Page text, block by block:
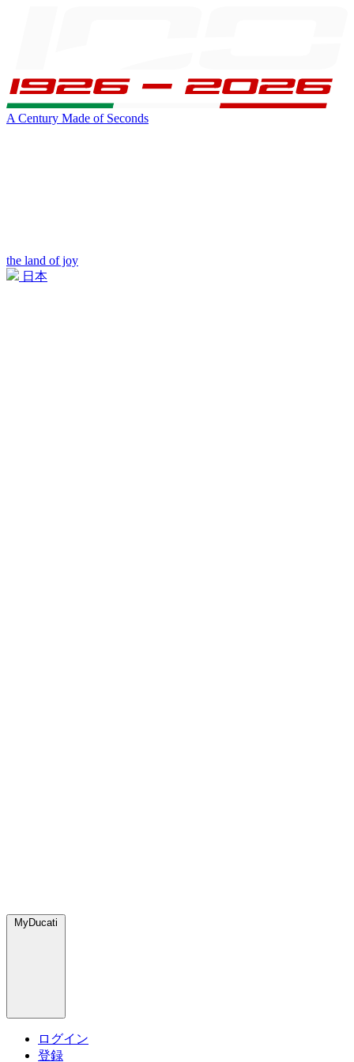
A Century Made of Seconds
the land of joy
日本
MyDucati
ログイン
登録